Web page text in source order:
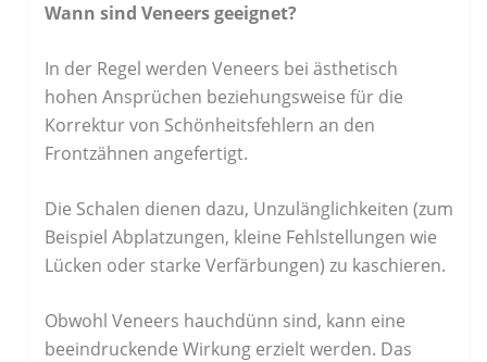
Wann sind Veneers geeignet?
In der Regel werden Veneers bei ästhetisch
hohen Ansprüchen beziehungsweise für die
Korrektur von Schönheitsfehlern an den
Frontzähnen angefertigt.
Die Schalen dienen dazu, Unzulänglichkeiten (zum
Beispiel Abplatzungen, kleine Fehlstellungen wie
Lücken oder starke Verfärbungen) zu kaschieren.
Obwohl Veneers hauchdünn sind, kann eine
beeindruckende Wirkung erzielt werden. Das